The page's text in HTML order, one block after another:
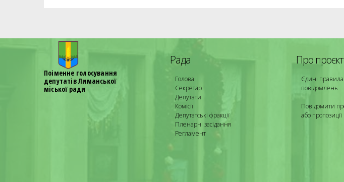
Поіменне голосування
депутатів Лиманської
міської ради
Рада
Голова
Секретар
Депутати
Комісії
Депутатські фракції
Пленарні засідання
Регламент
Про проєкт
Єдині правила
повідомлень
Повідомити
або пропозиції